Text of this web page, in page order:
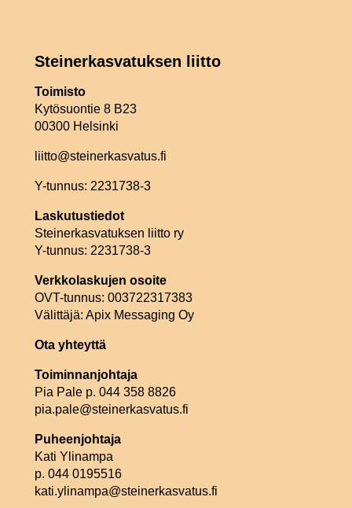
Steinerkasvatuksen liitto
Toimisto
Kytösuontie 8 B23
00300 Helsinki
liitto@steinerkasvatus.fi
Y-tunnus: 2231738-3
Laskutustiedot
Steinerkasvatuksen liitto ry
Y-tunnus: 2231738-3
Verkkolaskujen osoite
OVT-tunnus: 003722317383
Välittäjä: Apix Messaging Oy
Ota yhteyttä
Toiminnanjohtaja
Pia Pale p. 044 358 8826
pia.pale@steinerkasvatus.fi
Puheenjohtaja
Kati Ylinampa
p. 044 0195516
kati.ylinampa@steinerkasvatus.fi